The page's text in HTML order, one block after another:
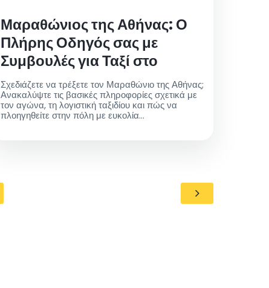
Μαραθώνιος της Αθήνας: Ο
Πλήρης Οδηγός σας με
Συμβουλές για Ταξί στο
Αεροδρόμιο
Σχεδιάζετε να τρέξετε τον Μαραθώνιο της Αθήνας;
Ανακαλύψτε τις βασικές πληροφορίες σχετικά με
τον αγώνα, τη λογιστική ταξιδίου και πώς να
πλοηγηθείτε στην πόλη με ευκολία